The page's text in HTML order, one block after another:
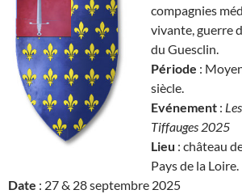
compagnies
vivante, guerre
du Guesclin.
Période :
siècle.
Evénement :
Tiffauges 2025
Lieu : château
Pays de la Loire.
Date : 27 & 28 septembre 2025